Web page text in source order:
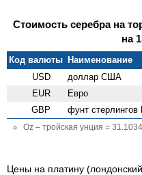
Стоимость серебра на
на
Код валюты Наименование
USD
доллар США
EUR Евро
GBP фунт стерлингов
Oz – тройская унция =
Цены на платину